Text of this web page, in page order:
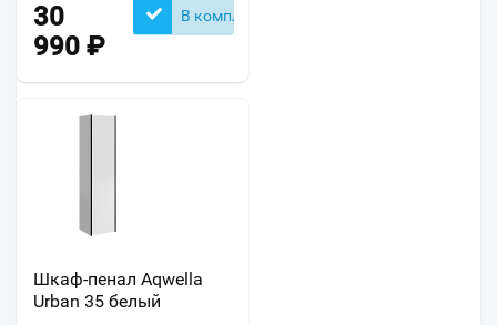
30
990 ₽
В комплекте
Шкаф-пенал Aqwella
Urban 35 белый